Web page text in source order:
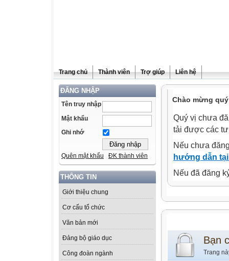
Trang chủ Thành viên Trợ giúp Liên hệ
ĐĂNG NHẬP
Tên truy nhập
Mật khẩu
Ghi nhớ
Quên mật khẩu ĐK thành viên
THÔNG TIN
Giới thiệu chung
Cơ cấu tổ chức
Văn bản mới
Đảng bộ giáo dục
Công đoàn ngành
Chào mừng
Quý vị chưa
tải được các
Nếu chưa
hướng dẫn
Nếu đã đăng
Bạn
Trang